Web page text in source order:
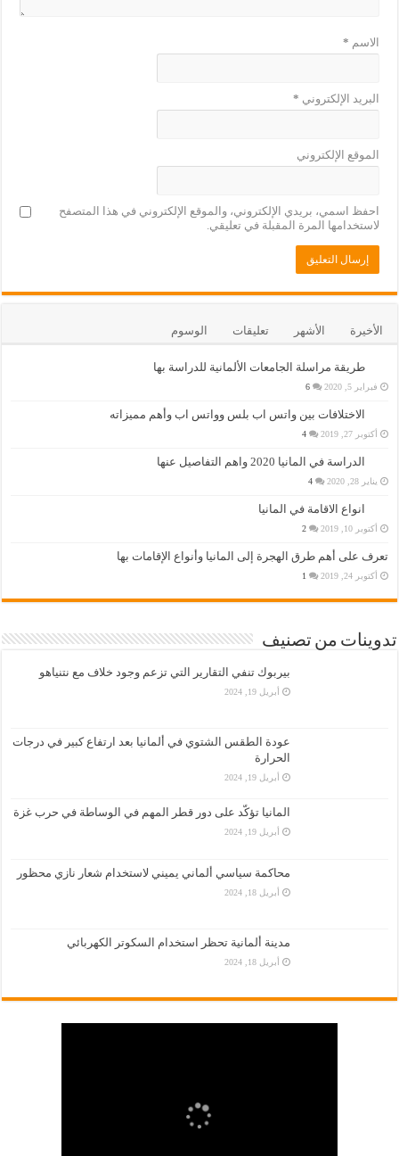
الاسم *
البريد الإلكتروني *
الموقع الإلكتروني
احفظ اسمي، بريدي الإلكتروني، والموقع الإلكتروني في هذا المتصفح
لاستخدامها المرة المقبلة في تعليقي.
الأخيرة الأشهر تعليقات الوسوم
طريقة مراسلة الجامعات الألمانية للدراسة بها
فبراير 5, 2020 6
الاختلافات بين واتس اب بلس وواتس اب وأهم مميزاته
أكتوبر 27, 2019 4
الدراسة في المانيا 2020 واهم التفاصيل عنها
يناير 28, 2020 4
انواع الاقامة في المانيا
أكتوبر 10, 2019 2
تعرف على أهم طرق الهجرة إلى المانيا وأنواع الإقامات بها
أكتوبر 24, 2019 1
تدوينات من تصنيف
بيربوك تنفي التقارير التي تزعم وجود خلاف مع نتنياهو
أبريل 19, 2024
عودة الطقس الشتوي في ألمانيا بعد ارتفاع كبير في درجات
الحرارة
أبريل 19, 2024
المانيا تؤكّد على دور قطر المهم في الوساطة في حرب غزة
أبريل 19, 2024
محاكمة سياسي ألماني يميني لاستخدام شعار نازي محظور
أبريل 18, 2024
مدينة ألمانية تحظر استخدام السكوتر الكهربائي
أبريل 18, 2024